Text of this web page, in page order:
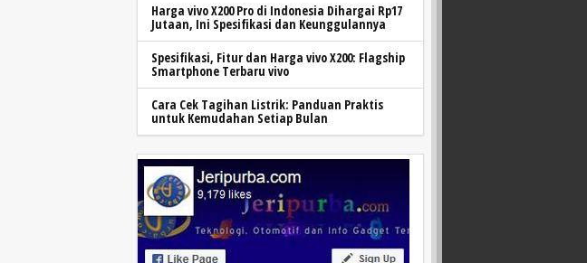
Harga vivo X200 Pro di Indonesia Dihargai Rp17
Jutaan, Ini Spesifikasi dan Keunggulannya
Spesifikasi, Fitur dan Harga vivo X200: Flagship
Smartphone Terbaru vivo
Cara Cek Tagihan Listrik: Panduan Praktis
untuk Kemudahan Setiap Bulan